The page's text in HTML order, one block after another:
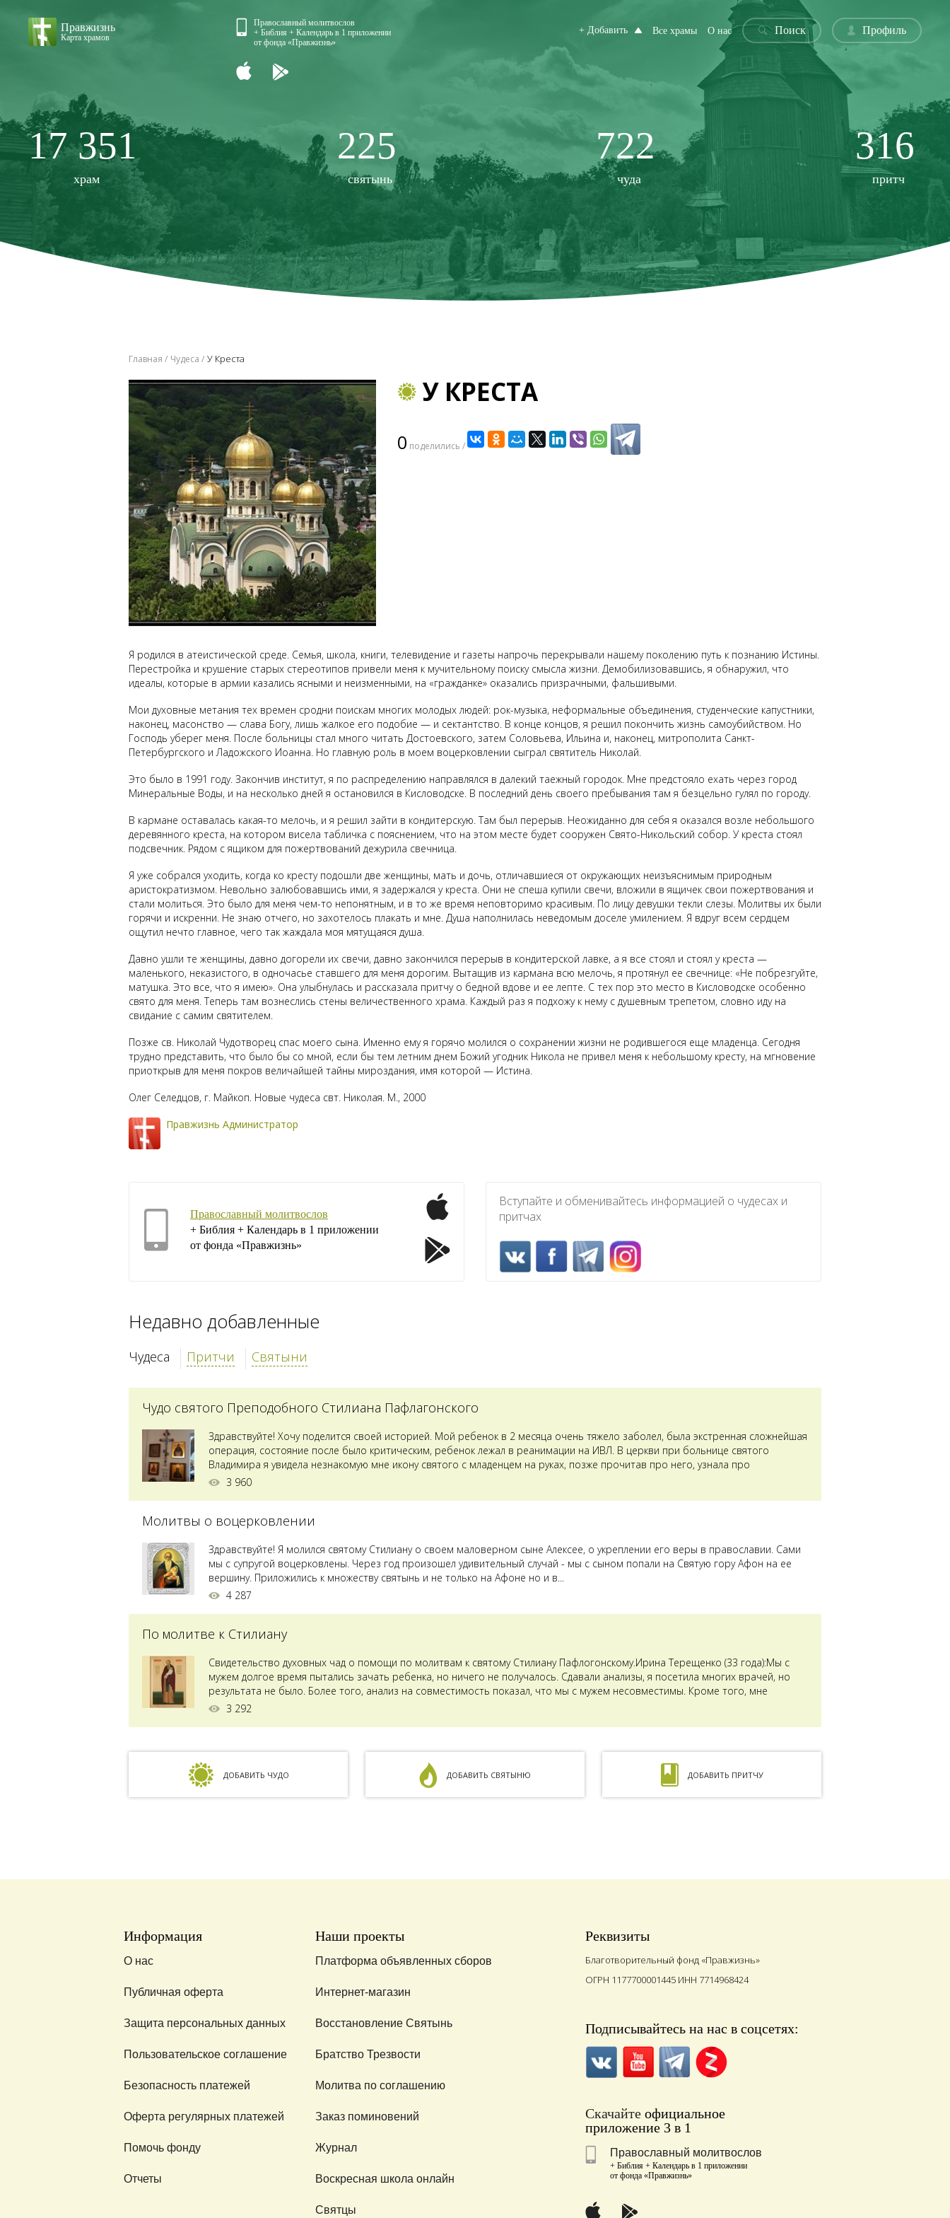
Правжизнь
Карта храмов
Православный молитвослов
+ Библия + Календарь в 1 приложении
от фонда «Правжизнь»
+ Добавить Все храмы О нас Поиск Профиль
17 351
храм
225
святынь
722
чуда
316
притч
Главная Чудеса ​У Креста
​У КРЕСТА
0 поделились /
Я родился в атеистической среде. Семья, школа, книги, телевидение и газеты напрочь перекрывали нашему поколению путь к познанию Истины.
Перестройка и крушение старых стереотипов привели меня к мучительному поиску смысла жизни. Демобилизовавшись, я обнаружил, что
идеалы, которые в армии казались ясными и неизменными, на «гражданке» оказались призрачными, фальшивыми.
Мои духовные метания тех времен сродни поискам многих молодых людей: рок-музыка, неформальные объединения, студенческие капустники,
наконец, масонство — слава Богу, лишь жалкое его подобие — и сектантство. В конце концов, я решил покончить жизнь самоубийством. Но
Господь уберег меня. После больницы стал много читать Достоевского, затем Соловьева, Ильина и, наконец, митрополита Санкт-
Петербургского и Ладожского Иоанна. Но главную роль в моем воцерковлении сыграл святитель Николай.
Это было в 1991 году. Закончив институт, я по распределению направлялся в далекий таежный городок. Мне предстояло ехать через город
Минеральные Воды, и на несколько дней я остановился в Кисловодске. В последний день своего пребывания там я безцельно гулял по городу.
В кармане оставалась какая-то мелочь, и я решил зайти в кондитерскую. Там был перерыв. Неожиданно для себя я оказался возле небольшого
деревянного креста, на котором висела табличка с пояснением, что на этом месте будет сооружен Свято-Никольский собор. У креста стоял
подсвечник. Рядом с ящиком для пожертвований дежурила свечница.
Я уже собрался уходить, когда ко кресту подошли две женщины, мать и дочь, отличавшиеся от окружающих неизъяснимым природным
аристократизмом. Невольно залюбовавшись ими, я задержался у креста. Они не спеша купили свечи, вложили в ящичек свои пожертвования и
стали молиться. Это было для меня чем-то непонятным, и в то же время неповторимо красивым. По лицу девушки текли слезы. Молитвы их были
горячи и искренни. Не знаю отчего, но захотелось плакать и мне. Душа наполнилась неведомым доселе умилением. Я вдруг всем сердцем
ощутил нечто главное, чего так жаждала моя мятущаяся душа.
Давно ушли те женщины, давно догорели их свечи, давно закончился перерыв в кондитерской лавке, а я все стоял и стоял у креста —
маленького, неказистого, в одночасье ставшего для меня дорогим. Вытащив из кармана всю мелочь, я протянул ее свечнице: «Не побрезгуйте,
матушка. Это все, что я имею». Она улыбнулась и рассказала притчу о бедной вдове и ее лепте. С тех пор это место в Кисловодске особенно
свято для меня. Теперь там вознеслись стены величественного храма. Каждый раз я подхожу к нему с душевным трепетом, словно иду на
свидание с самим святителем.
Позже св. Николай Чудотворец спас моего сына. Именно ему я горячо молился о сохранении жизни не родившегося еще младенца. Сегодня
трудно представить, что было бы со мной, если бы тем летним днем Божий угодник Никола не привел меня к небольшому кресту, на мгновение
приоткрыв для меня покров величайшей тайны мироздания, имя которой — Истина.
Олег Селедцов, г. Майкоп. Новые чудеса свт. Николая. М., 2000
Правжизнь Администратор
Православный молитвослов
+ Библия + Календарь в 1 приложении
от фонда «Правжизнь»
Вступайте и обменивайтесь информацией о чудесах и
притчах
Недавно добавленные
Чудеса Притчи Святыни
Чудо святого Преподобного Стилиана Пафлагонского
Здравствуйте! Хочу поделится своей историей. Мой ребенок в 2 месяца очень тяжело заболел, была экстренная сложнейшая
операция, состояние после было критическим, ребенок лежал в реанимации на ИВЛ. В церкви при больнице святого
Владимира я увидела незнакомую мне икону святого с младенцем на руках, позже прочитав про него, узнала про
Преподобного...
3 960
Молитвы о воцерковлении
Здравствуйте! Я молился святому Стилиану о своем маловерном сыне Алексее, о укреплении его веры в православии. Сами
мы с супругой воцерковлены. Через год произошел удивительный случай - мы с сыном попали на Святую гору Афон на ее
вершину. Приложились к множеству святынь и не только на Афоне но и в...
4 287
По молитве к Стилиану
Свидетельство духовных чад о помощи по молитвам к святому Стилиану Пафлогонскому.Ирина Терещенко (33 года):Мы с
мужем долгое время пытались зачать ребенка, но ничего не получалось. Сдавали анализы, я посетила многих врачей, но
результата не было. Более того, анализ на совместимость показал, что мы с мужем несовместимы. Кроме того, мне
ставили...
3 292
ДОБАВИТЬ ЧУДО ДОБАВИТЬ СВЯТЫНЮ ДОБАВИТЬ ПРИТЧУ
Информация
О нас
Публичная оферта
Защита персональных данных
Пользовательское соглашение
Безопасность платежей
Оферта регулярных платежей
Помочь фонду
Отчеты
Наши проекты
Платформа объявленных сборов
Интернет-магазин
Восстановление Святынь
Братство Трезвости
Молитва по соглашению
Заказ поминовений
Журнал
Воскресная школа онлайн
Святцы
Реквизиты
Благотворительный фонд «Правжизнь»
ОГРН 1177700001445 ИНН 7714968424
Подписывайтесь на нас в соцсетях:
Скачайтеофициальное
приложение 3 в 1
Православный молитвослов
+ Библия + Календарь в 1 приложении
от фонда «Правжизнь»